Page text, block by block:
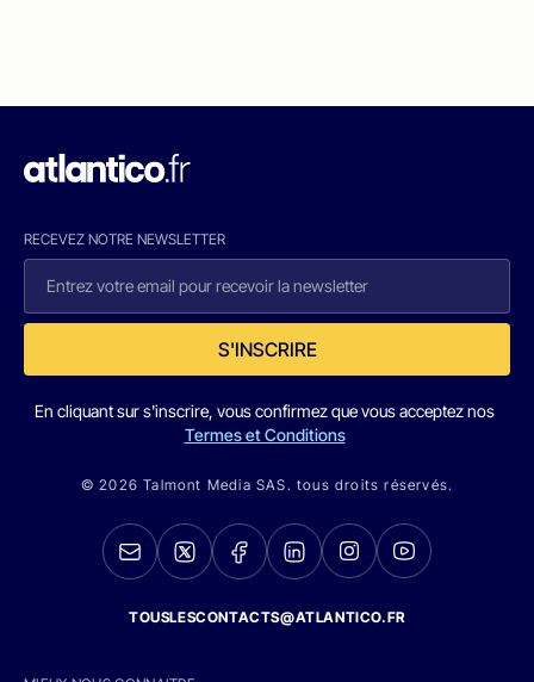
RECEVEZ NOTRE NEWSLETTER
S'INSCRIRE
En cliquant sur s'inscrire, vous confirmez que vous acceptez nos
Termes et Conditions
© 2026 Talmont Media SAS. tous droits réservés.
TOUSLESCONTACTS@ATLANTICO.FR